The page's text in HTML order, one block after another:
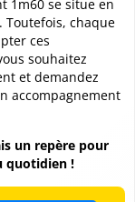
1m60 se situe en
Toutefois, chaque
ces
souhaitez
et demandez
accompagnement
un repère pour
quotidien !